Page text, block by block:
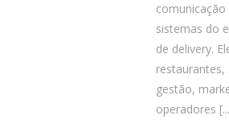
comunicação
sistemas do
de delivery.
gestão,
operadores